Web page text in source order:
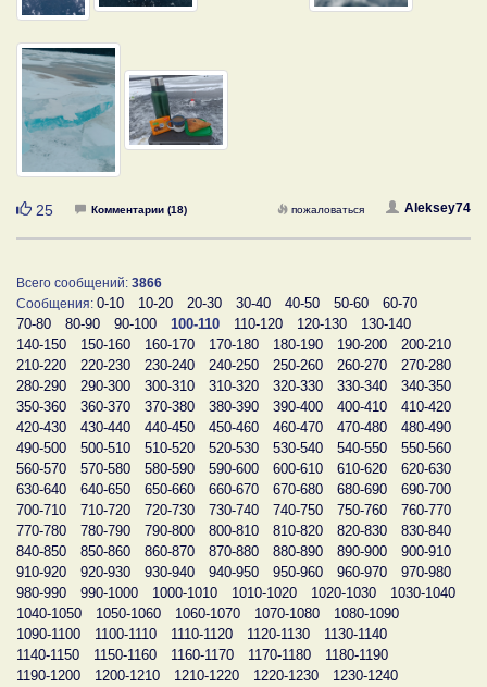
Нравится
25 Комментарии (18) Aleksey74
пожаловаться
Всего сообщений: 3866
Сообщения: 0-10 10-20 20-30 30-40 40-50 50-60
60-70
70-80
80-90 90-100 100-110 110-120 120-130
130-140
140-150
150-160 160-170 170-180 180-190 190-200
200-210
210-220
220-230 230-240 240-250 250-260 260-270
270-280
280-290
290-300 300-310 310-320 320-330 330-340
340-350
350-360
360-370 370-380 380-390 390-400 400-410
410-420
420-430
430-440 440-450 450-460 460-470 470-480
480-490
490-500
500-510 510-520 520-530 530-540 540-550
550-560
560-570
570-580 580-590 590-600 600-610 610-620
620-630
630-640
640-650 650-660 660-670 670-680 680-690
690-700
700-710
710-720 720-730 730-740 740-750 750-760
760-770
770-780
780-790 790-800 800-810 810-820 820-830
830-840
840-850
850-860 860-870 870-880 880-890 890-900
900-910
910-920
920-930 930-940 940-950 950-960 960-970
970-980
980-990
990-1000 1000-1010 1010-1020 1020-1030
1030-1040
1040-1050
1050-1060 1060-1070 1070-1080
1080-1090
1090-1100
1100-1110 1110-1120 1120-1130
1130-1140
1140-1150
1150-1160 1160-1170 1170-1180
1180-1190
1190-1200
1200-1210 1210-1220 1220-1230
1230-1240